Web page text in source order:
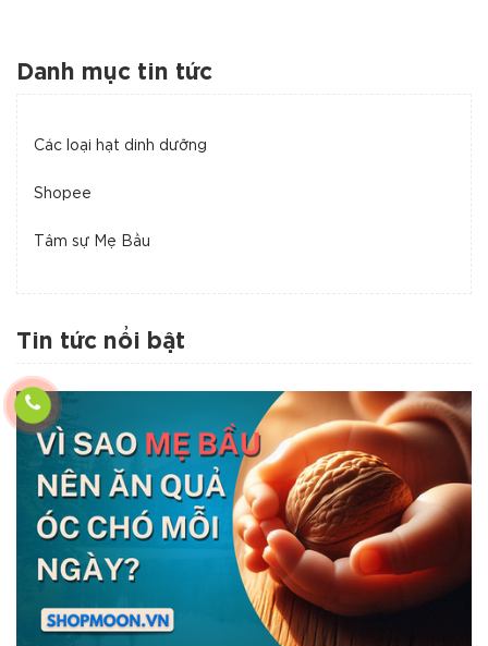
Danh mục tin tức
Các loại hạt dinh dưỡng
Shopee
Tâm sự Mẹ Bầu
Tin tức nổi bật